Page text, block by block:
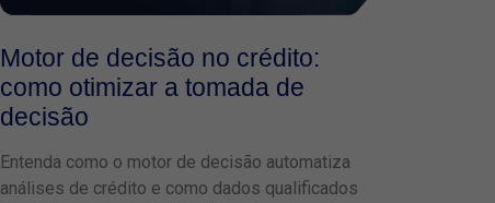
Motor de decisão no crédito:
como otimizar a tomada de
decisão
Entenda como o motor de decisão automatiza
análises de crédito e como dados qualificados